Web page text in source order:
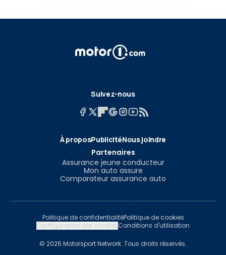
Suivez-nous
À proposPublicitéNous joindre
Partenaires
Assurance jeune conducteur
Mon auto assure
Comparateur assurance auto
Politique de confidentialitéPolitique de cookies
Configuration des cookiesConditions d'utilisation
© 2026 Motorsport Network. Tous droits réservés.